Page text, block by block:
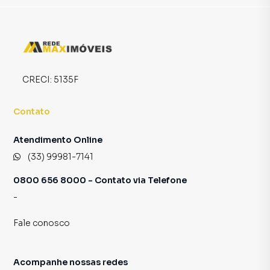
ou alugar seu imóvel mais rápido. Contamos também com
central de atendimento preparada para atender
CRECI: 5135F
Contato
Atendimento Online
(33) 99981-7141
0800 656 8000 - Contato via Telefone
-
Fale conosco
Acompanhe nossas redes